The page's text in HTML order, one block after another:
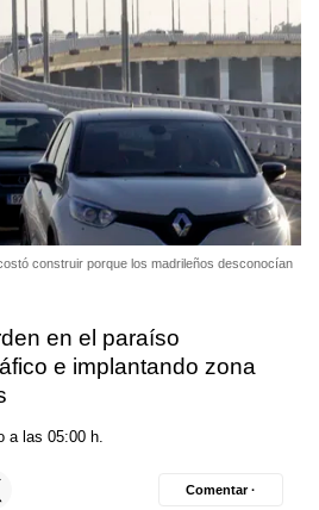
construir porque los madrileños desconocían
en el paraíso
e implantando zona
a las 05:00 h.
Comentar ·